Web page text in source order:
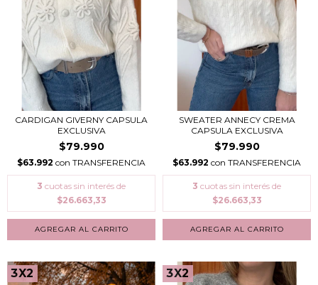
CARDIGAN GIVERNY CAPSULA
EXCLUSIVA
$79.990
$63.992 con TRANSFERENCIA
3 cuotas sin interés de
$26.663,33
SWEATER ANNECY CREMA
CAPSULA EXCLUSIVA
$79.990
$63.992 con TRANSFERENCIA
3 cuotas sin interés de
$26.663,33
3X2 3X2